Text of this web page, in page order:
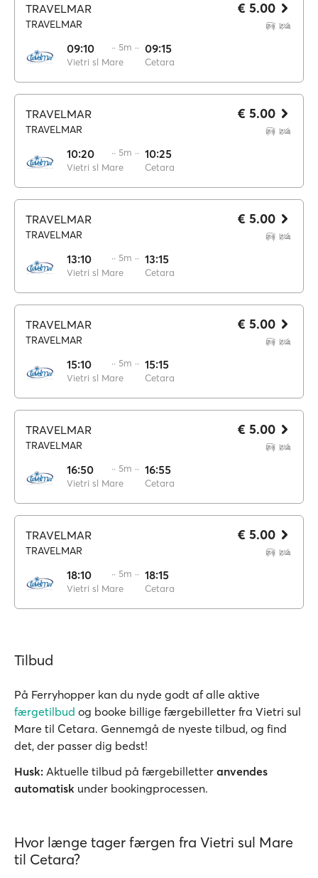
TRAVELMAR
TRAVELMAR
09:10
Vietri sl Mare
·· 5m ·· 09:15
Cetara
€ 5.00
TRAVELMAR
TRAVELMAR
10:20
Vietri sl Mare
·· 5m ·· 10:25
Cetara
€ 5.00
TRAVELMAR
TRAVELMAR
13:10
Vietri sl Mare
·· 5m ·· 13:15
Cetara
€ 5.00
TRAVELMAR
TRAVELMAR
15:10
Vietri sl Mare
·· 5m ·· 15:15
Cetara
€ 5.00
TRAVELMAR
TRAVELMAR
16:50
Vietri sl Mare
·· 5m ·· 16:55
Cetara
€ 5.00
TRAVELMAR
TRAVELMAR
18:10
Vietri sl Mare
·· 5m ·· 18:15
Cetara
€ 5.00
Tilbud
På Ferryhopper kan du nyde godt af alle aktive
færgetilbud og booke billige færgebilletter fra Vietri sul
Mare til Cetara. Gennemgå de nyeste tilbud, og find
det, der passer dig bedst!
Husk: Aktuelle tilbud på færgebilletter anvendes
automatisk under bookingprocessen.
Hvor længe tager færgen fra Vietri sul Mare
til Cetara?